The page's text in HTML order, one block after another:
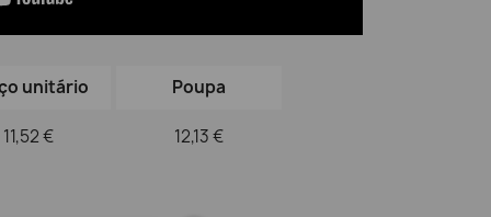
unitário Poupa
11,52 € 12,13 €